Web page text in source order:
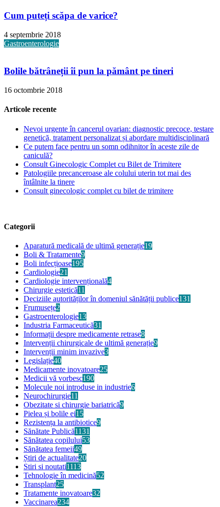
Cum puteți scăpa de varice?
4 septembrie 2018
Gastroenterologie
Bolile bătrâneții îi pun la pământ pe tineri
16 octombrie 2018
Articole recente
Nevoi urgente în cancerul ovarian: diagnostic precoce, testare
genetică, tratament personalizat și abordare multidisciplinară
Ce putem face pentru un somn odihnitor în aceste zile de
caniculă?
Consult Ginecologic Complet cu Bilet de Trimitere
Patologiile precanceroase ale colului uterin tot mai des
întâlnite la tinere
Consult ginecologic complet cu bilet de trimitere
Categorii
Aparatură medicală de ultimă generație19
Boli & Tratamente9
Boli infecțioase195
Cardiologie21
Cardiologie intervențională4
Chirurgie estetică11
Deciziile autorităților în domeniul sănătății publice131
Frumusețe2
Gastroenterologie13
Industria Farmaceutică31
Informații despre medicamente retrase8
Intervenții chirurgicale de ultimă generație9
Intervenții minim invazive3
Legislație40
Medicamente inovatoare25
Medicii vă vorbesc190
Molecule noi introduse in industrie6
Neurochirurgie11
Obezitate si chirurgie bariatrică9
Pielea și bolile ei15
Rezistența la antibiotice9
Sănătate Publică1131
Sănătatea copilului53
Sănătatea femeii49
Știri de actualitate20
Stiri si noutati1113
Tehnologie în medicină52
Transplant25
Tratamente inovatoare32
Vaccinarea234